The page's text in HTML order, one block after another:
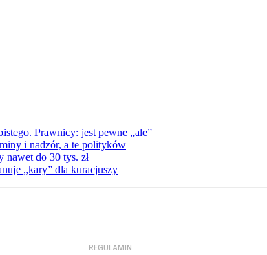
Prawnicy: jest pewne „ale”
i nadzór, a te polityków
nawet do 30 tys. zł
„kary” dla kuracjuszy
REGULAMIN